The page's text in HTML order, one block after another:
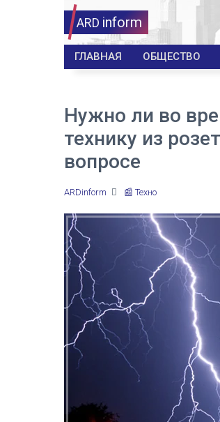
ARD inform
ГЛАВНАЯ ОБЩЕСТВО
Нужно ли во
технику из
вопросе
ARDinform 📰 Техно